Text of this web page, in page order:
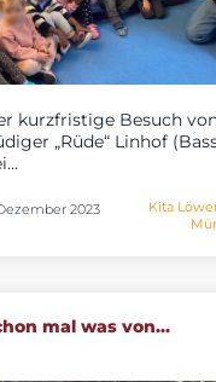
kurzfristige Besuch
„Rüde“ Linhof
2023
Kita
mal was von...